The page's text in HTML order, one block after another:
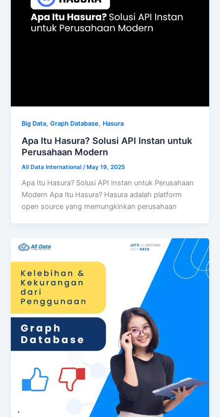
Big Data,Graph Database, Hasura
Apa Itu Hasura? Solusi API Instan untuk
Perusahaan Modern
All Data International /May 19, 2025
Apa Itu Hasura? Solusi API Instan untuk Perusahaan
Modern Apa Itu Hasura? Hasura adalah platform
open source yang memungkinkan perusahaan